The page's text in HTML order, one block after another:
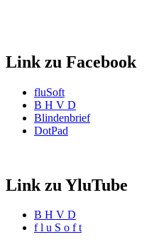
Link zu Facebook
fluSoft
B H V D
Blindenbrief
DotPad
Link zu YluTube
B H V D
f l u S o f t